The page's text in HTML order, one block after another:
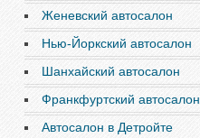
Daewoo Dodge
Женевский автосалон
Нью-Йоркский автосалон
Шанхайский автосалон
Франкфуртский автосалон
Автосалон в Детройте